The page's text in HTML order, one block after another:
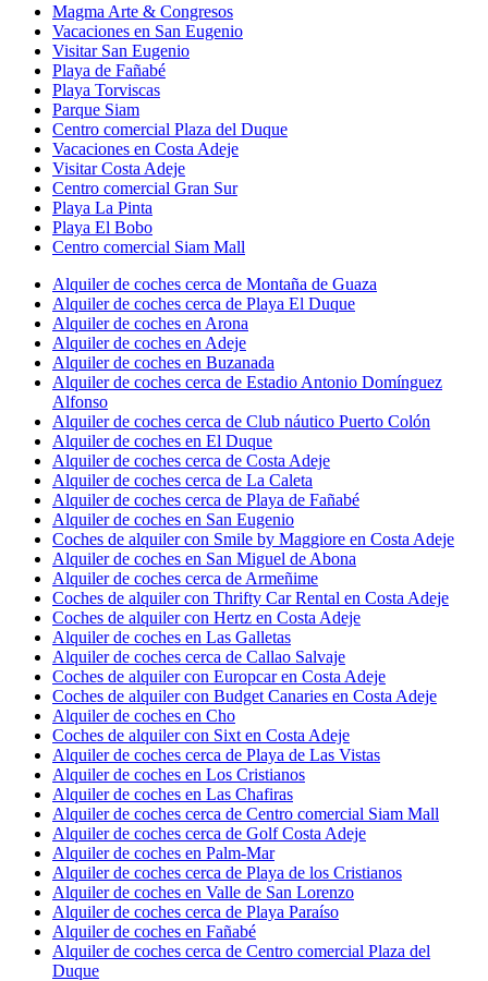
Magma Arte & Congresos
Vacaciones en San Eugenio
Visitar San Eugenio
Playa de Fañabé
Playa Torviscas
Parque Siam
Centro comercial Plaza del Duque
Vacaciones en Costa Adeje
Visitar Costa Adeje
Centro comercial Gran Sur
Playa La Pinta
Playa El Bobo
Centro comercial Siam Mall
Alquiler de coches cerca de Montaña de Guaza
Alquiler de coches cerca de Playa El Duque
Alquiler de coches en Arona
Alquiler de coches en Adeje
Alquiler de coches en Buzanada
Alquiler de coches cerca de Estadio Antonio Domínguez
Alfonso
Alquiler de coches cerca de Club náutico Puerto Colón
Alquiler de coches en El Duque
Alquiler de coches cerca de Costa Adeje
Alquiler de coches cerca de La Caleta
Alquiler de coches cerca de Playa de Fañabé
Alquiler de coches en San Eugenio
Coches de alquiler con Smile by Maggiore en Costa Adeje
Alquiler de coches en San Miguel de Abona
Alquiler de coches cerca de Armeñime
Coches de alquiler con Thrifty Car Rental en Costa Adeje
Coches de alquiler con Hertz en Costa Adeje
Alquiler de coches en Las Galletas
Alquiler de coches cerca de Callao Salvaje
Coches de alquiler con Europcar en Costa Adeje
Coches de alquiler con Budget Canaries en Costa Adeje
Alquiler de coches en Cho
Coches de alquiler con Sixt en Costa Adeje
Alquiler de coches cerca de Playa de Las Vistas
Alquiler de coches en Los Cristianos
Alquiler de coches en Las Chafiras
Alquiler de coches cerca de Centro comercial Siam Mall
Alquiler de coches cerca de Golf Costa Adeje
Alquiler de coches en Palm-Mar
Alquiler de coches cerca de Playa de los Cristianos
Alquiler de coches en Valle de San Lorenzo
Alquiler de coches cerca de Playa Paraíso
Alquiler de coches en Fañabé
Alquiler de coches cerca de Centro comercial Plaza del
Duque